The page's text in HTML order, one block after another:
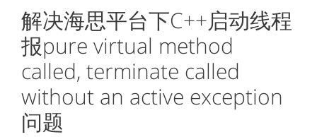
解决海思平台下C++启动线程
报pure virtual method
called, terminate called
without an active exception
问题